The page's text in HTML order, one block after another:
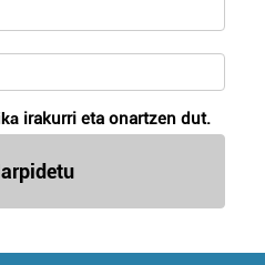
irakurri eta onartzen dut.